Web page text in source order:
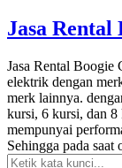
Jasa Rental
Jasa Rental Boogie
elektrik dengan
merk lainnya.
kursi, 6 kursi, dan 8
mempunyai
Sehingga pada